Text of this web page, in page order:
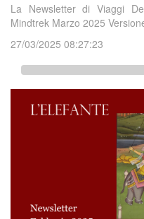
La Newsletter di Viaggi
Mindtrek Marzo 2025
27/03/2025 08:27:23